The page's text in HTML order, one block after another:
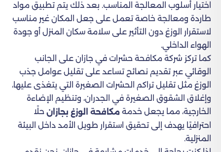
اختيار أسلوب المعالجة المناسب. بعد ذلك يتم تطبيق مواد
طاردة ومعالجة خاصة تعمل على جعل المكان غير مناسب
لاستقرار الوزغ دون التأثير على سلامة سكان المنزل أو جودة
الهواء الداخلي.
كما تركز شركة مكافحة حشرات في جازان على الجانب
الوقائي عبر تقديم نصائح تساعد على تقليل عوامل جذب
الوزغ مثل تقليل تراكم الحشرات الصغيرة التي يتغذى عليها،
وإغلاق الشقوق الصغيرة في الجدران، وتنظيم الإضاءة
الخارجية، مما يجعل خدمة مكافحة الوزغ بجازان حلًا
احترافيًا يهدف إلى تحقيق استقرار طويل الأمد داخل البيئة
المنزلية.